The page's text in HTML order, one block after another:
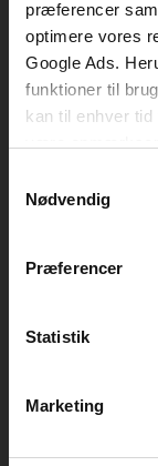
præferencer
optimere vores
Google Ads.
funktioner til
kan til enhver
tilbagetrækker et
Nødvendig
Præferencer
Statistik
Marketing
Kontakt
Mandag-fredag:
+45 70 23
Kontakt teknisk
Mandag-fredag: